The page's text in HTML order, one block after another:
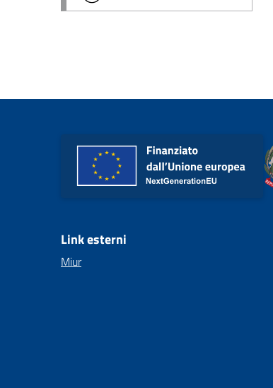
Link esterni
Miur